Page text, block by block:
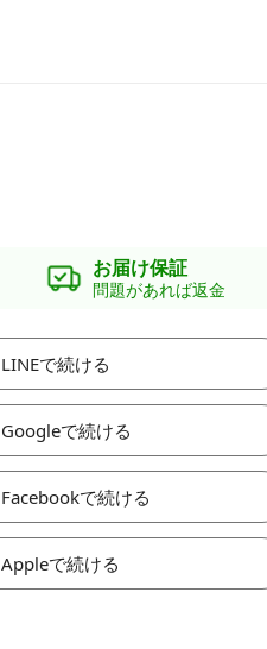
お届け保証
問題があれば返金
LINEで続ける
Googleで続ける
Facebookで続ける
Appleで続ける